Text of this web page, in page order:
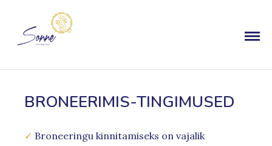
BRONEERIMIS-TINGIMUSED
✓ Broneeringu kinnitamiseks on vajalik